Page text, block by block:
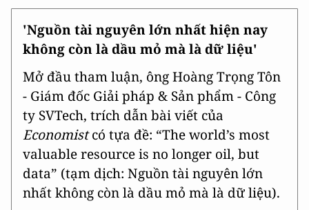
'Nguồn tài nguyên lớn nhất hiện nay
không còn là dầu mỏ mà là dữ liệu'
Mở đầu tham luận, ông Hoàng Trọng Tôn
- Giám đốc Giải pháp & Sản phẩm - Công
ty SVTech, trích dẫn bài viết của
Economistcó tựa đề: “The world’s most
valuable resource is no longer oil, but
data” (tạm dịch: Nguồn tài nguyên lớn
nhất không còn là dầu mỏ mà là dữ liệu).